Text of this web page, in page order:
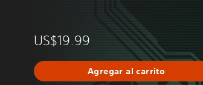
US$19.99
Agregar al carrito